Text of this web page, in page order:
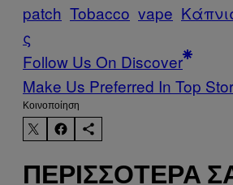
patch Tobacco vape
ς
Follow Us On Discover
Make Us Preferred In Top
Kοινοποίηση
ΠΕΡΙΣΣΌΤΕΡΑ